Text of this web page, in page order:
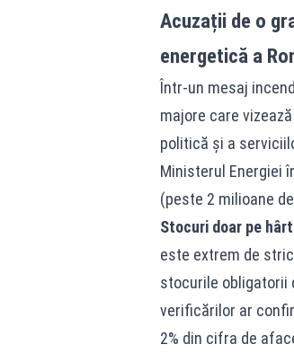
Acuzații de o
energetică a
Într-un mesaj
majore care
politică și a
Ministerul Energiei
(peste 2 milioane
Stocuri doar pe
este extrem de
stocurile obligatorii
verificărilor ar
2% din cifra de